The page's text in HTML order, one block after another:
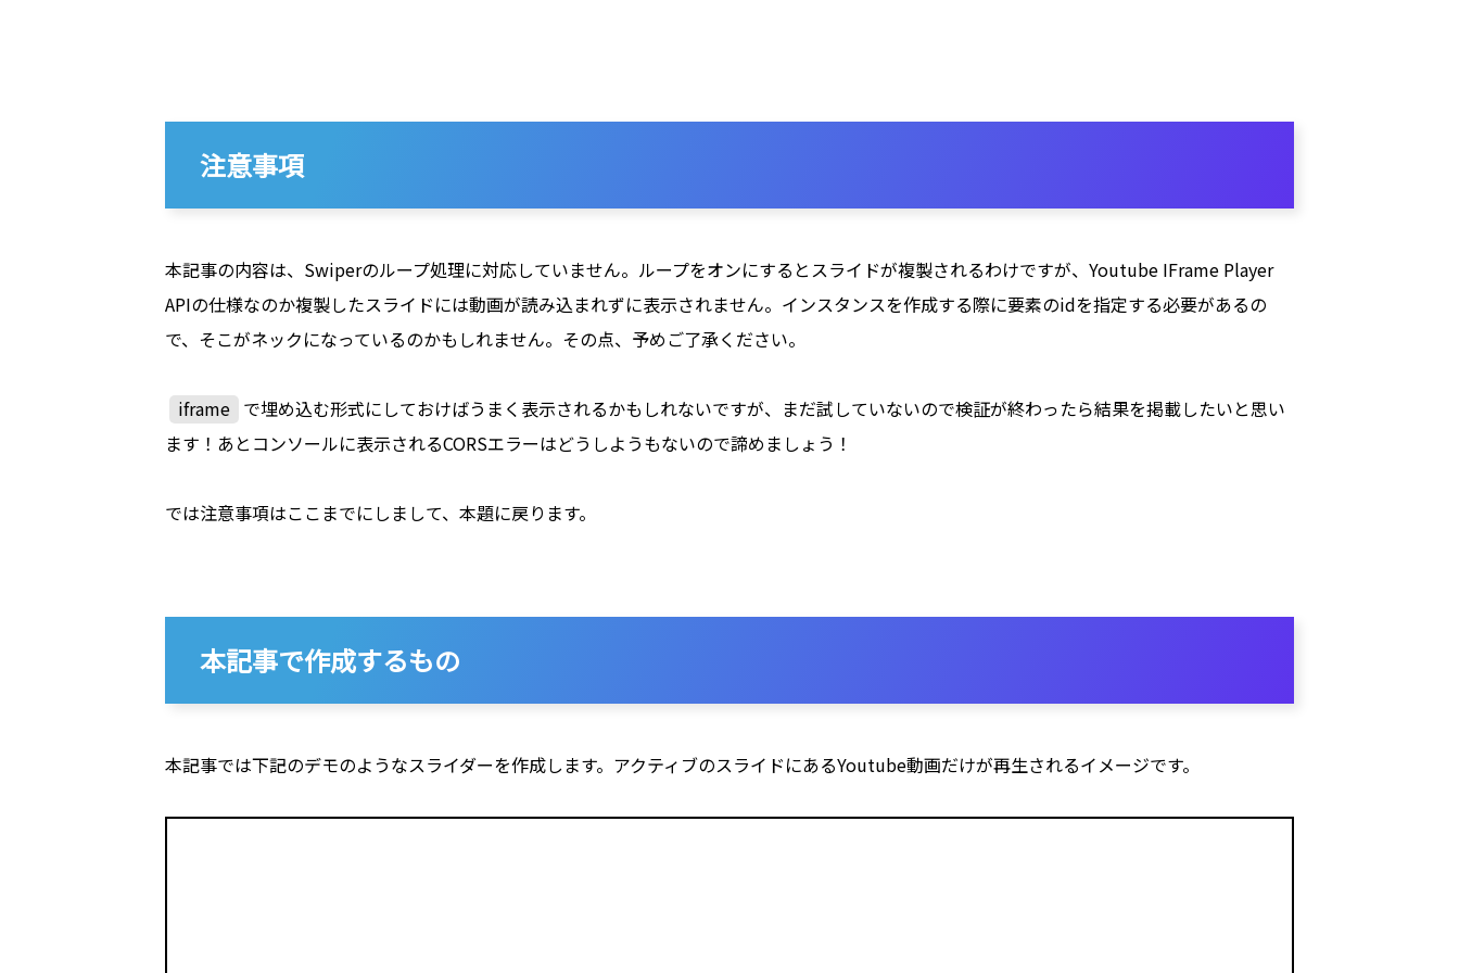
注意事項
本記事の内容は、Swiperのループ処理に対応していません。ループをオンにするとスライドが複製されるわけですが、Youtube IFrame Player
APIの仕様なのか複製したスライドには動画が読み込まれずに表示されません。インスタンスを作成する際に要素のidを指定する必要があるの
で、そこがネックになっているのかもしれません。その点、予めご了承ください。
iframe で埋め込む形式にしておけばうまく表示されるかもしれないですが、まだ試していないので検証が終わったら結果を掲載したいと思い
ます！あとコンソールに表示されるCORSエラーはどうしようもないので諦めましょう！
では注意事項はここまでにしまして、本題に戻ります。
本記事で作成するもの
本記事では下記のデモのようなスライダーを作成します。アクティブのスライドにあるYoutube動画だけが再生されるイメージです。